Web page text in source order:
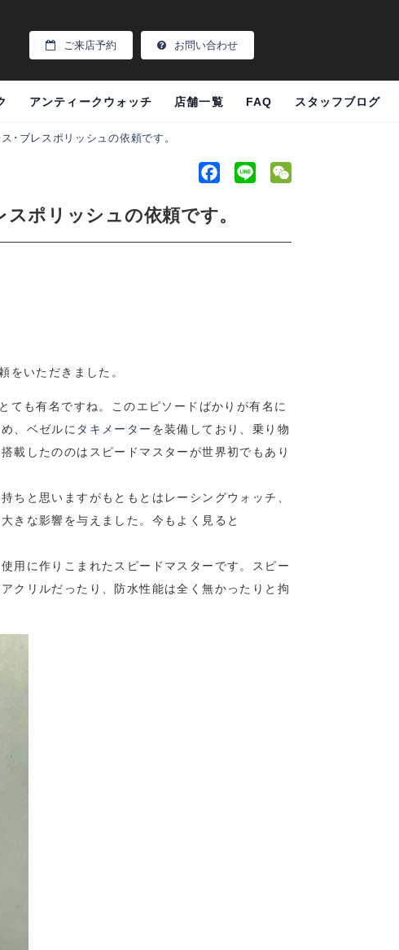
ご来店予約 お問い合わせ
アンティークウォッチ 店舗一覧 FAQ スタッフブログ
･ブレスポリッシュの依頼です。
ポリッシュの依頼です。
をいただきました。
ても有名ですね。このエピソードばかりが有名に
、ベゼルに タキメーター を装備しており、乗り物
載したののはスピードマスターが世界初でもあり
ちと思いますがもともとはレーシングウォッチ、
きな影響を与えました。今もよく見ると
用に作りこまれたスピードマスターです。スピー
クリルだったり、防水性能は全く無かったりと拘